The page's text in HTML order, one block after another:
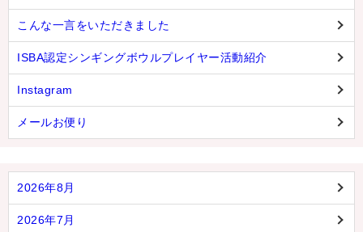
こんな一言をいただきました
ISBA認定シンギングボウルプレイヤー活動紹介
Instagram
メールお便り
2026年8月
2026年7月